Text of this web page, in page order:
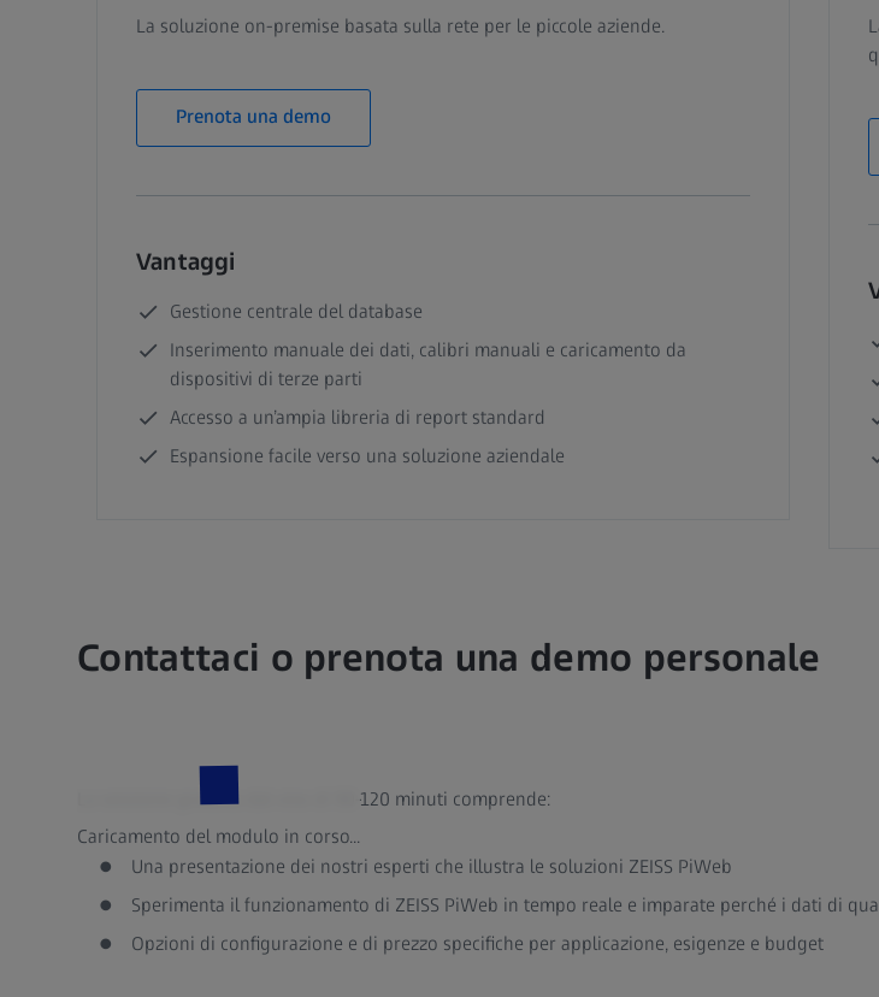
La soluzione on-premise basata sulla rete per le piccole aziende.
Prenota una demo
Vantaggi
Gestione centrale del database
Inserimento manuale dei dati, calibri manuali e caricamento da
dispositivi di terze parti
Accesso a un’ampia libreria di report standard
Espansione facile verso una soluzione aziendale
Contattaci o prenota una demo personale
Caricamento del modulo in corso...
La sessione gratuita dal vivo di 90-120 minuti comprende:
Una presentazione dei nostri esperti che illustra le soluzioni ZEISS PiWeb
Sperimenta il funzionamento di ZEISS PiWeb in tempo reale e imparate perché i dati di
Opzioni di configurazione e di prezzo specifiche per applicazione, esigenze e budget